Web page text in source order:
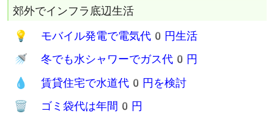
💪 一人で一度に運び
🛍 レジ袋での海外旅行も
✈ 持ち物が最少で合理的だ
飯と服は最低限の生活
🍱 食費は月1万円未満